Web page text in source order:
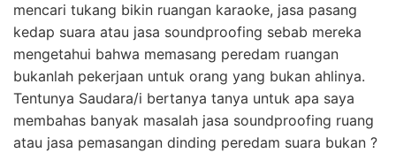
mencari tukang bikin ruangan karaoke, jasa pasang
kedap suara atau jasa soundproofing sebab mereka
mengetahui bahwa memasang peredam ruangan
bukanlah pekerjaan untuk orang yang bukan ahlinya.
Tentunya Saudara/i bertanya tanya untuk apa saya
membahas banyak masalah jasa soundproofing ruang
atau jasa pemasangan dinding peredam suara bukan ?